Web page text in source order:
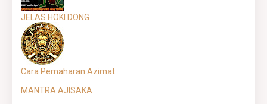
JELAS HOKI DONG
Cara Pemaharan Azimat
MANTRA AJISAKA